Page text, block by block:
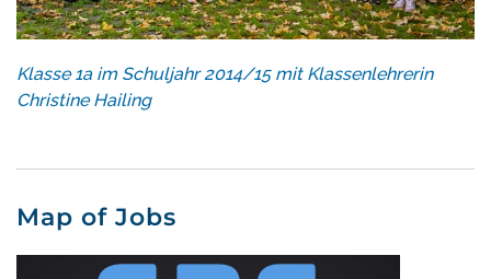
Klasse 1a im Schuljahr 2014/15 mit Klassenlehrerin
Christine Hailing
Map of Jobs